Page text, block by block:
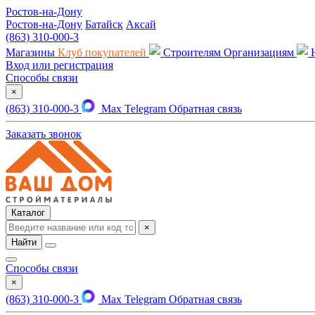
Ростов-на-Дону
Ростов-на-Дону Батайск Аксай
(863) 310-000-3
Магазины Клуб покупателей Строителям Организациям
Вход или регистрация
Способы связи
×
(863) 310-000-3 Max Telegram Обратная связь
Заказать звонок
Каталог
×
Найти
Способы связи
×
(863) 310-000-3 Max Telegram Обратная связь